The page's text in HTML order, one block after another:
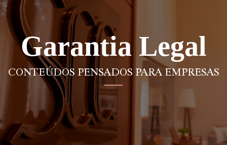
Garantia Legal
CONTEÚDOS PENSADOS PARA EMPRESAS